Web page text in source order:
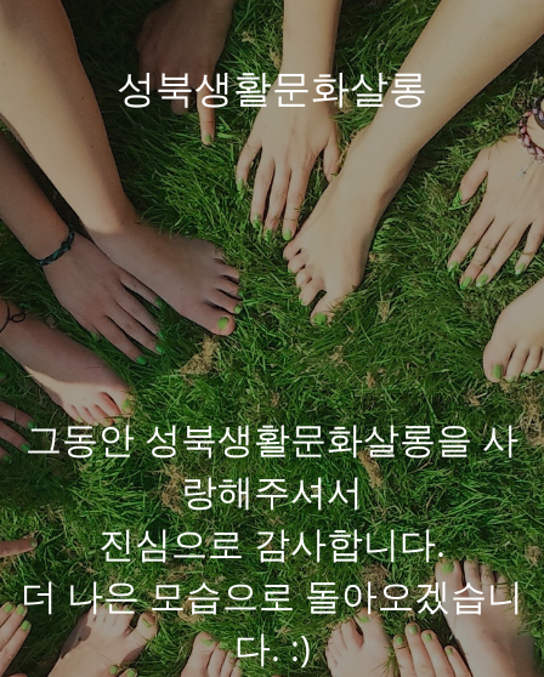
성북생활문화살롱
그동안 성북생활문화살롱을 사
랑해주셔서
진심으로 감사합니다.
더 나은 모습으로 돌아오겠습니
다. :)